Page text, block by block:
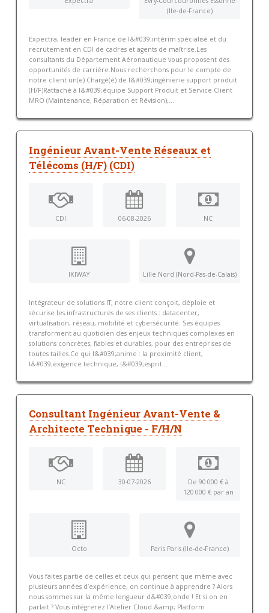
(Ile-de-France)
Expectra, leader en France de l&#039;intérim spécialisé et du
recrutement en CDI de cadres et agents de maîtrise.Les
consultants du Département Aéronautique vous proposent des
opportunités de carrière.Nous recherchons pour le compte de
notre client un(e) Chargé(é) de l&#039;ingénierie support produit
(H/F)Rattaché à l&#039;équipe Support Produit et Service Client
MRO (Maintenance, Réparation et Révision),...
Ingénieur Avant-Vente Réseaux et
Télécoms (H/F) (CDI)
CDI 06-08-2026 NC
IKIWAY Lille Nord (Nord-Pas-de-Calais)
Intégrateur de solutions IT, notre client conçoit, déploie et
sécurise les infrastructures de ses clients : datacenter,
virtualisation, réseau, mobilité et cybersécurité. Ses équipes
transforment au quotidien des enjeux techniques complexes en
solutions concrètes, fiables et durables, pour des entreprises de
toutes tailles.Ce qui l&#039;anime : la proximité client,
l&#039;exigence technique, l&#039;esprit...
Consultant Ingénieur Avant-Vente &
Architecte Technique - F/H/N
NC 30-07-2026
De 90 000 € à
120 000 € par an
Octo Paris Paris (Ile-de-France)
Vous faites partie de celles et ceux qui pensent que même avec
plusieurs années d’expérience, on continue à apprendre ? Alors
nous sommes sur la même longueur d&#039;onde ! Et si on en
parlait ? Vous intégrerez l’Atelier Cloud &amp; Platform